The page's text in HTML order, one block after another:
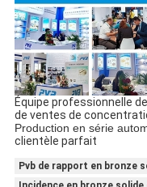
Équipe professionnelle
de ventes de
Production en série
clientèle parfait
Pvb de rapport en bronze